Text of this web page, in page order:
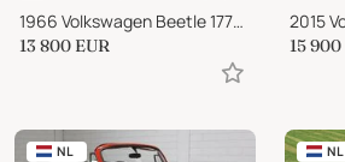
1966 Volkswagen Beetle 1776cm3
13 800 EUR 15 900
NL NL